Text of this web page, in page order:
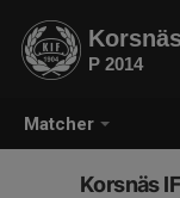
Matcher
P 2014
Korsnäs